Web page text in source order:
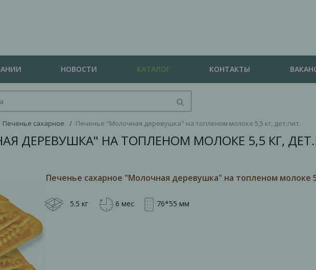
НОВОСТИ КАТАЛОГ КОНТАКТЫ
Печенье сахарное / Печенье "Молочная деревушка" на топленом молоке 5,5 кг, дет.пит.
ДЕРЕВУШКА" НА ТОПЛЕНОМ МОЛОКЕ 5,5 КГ,
Печенье сахарное "Молочная деревушка" на топленом молоке
5.5 кг 6 мес 76*55 мм